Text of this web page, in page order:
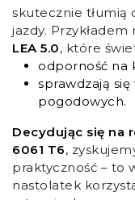
skutecznie tłumią
jazdy.
LEA 5.0, które
odporność na
sprawdzają
pogodowych.
Decydując się na
6061 T6,
praktyczność – to
nastolatek